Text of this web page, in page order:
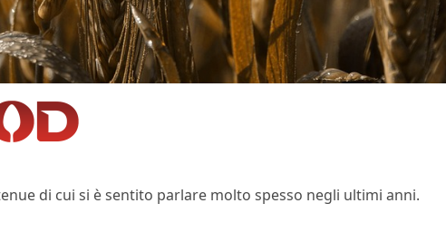
di cui si è sentito parlare molto spesso negli ultimi anni.